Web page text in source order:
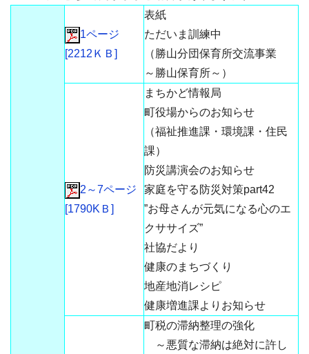
1ページ
[2212ＫＢ]
表紙
ただいま訓練中
（勝山分団保育所交流事業
～勝山保育所～）
2～7ページ
[1790KＢ]
まちかど情報局
町役場からのお知らせ
（福祉推進課・環境課・住民
課）
防災講演会のお知らせ
家庭を守る防災対策part42
”お母さんが元気になる心のエ
クササイズ”
社協だより
健康のまちづくり
地産地消レシピ
健康増進課よりお知らせ
町税の滞納整理の強化
～悪質な滞納は絶対に許し